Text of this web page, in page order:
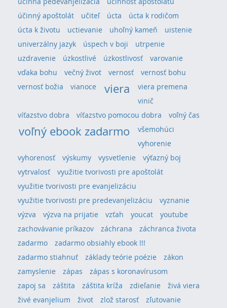
účinný apoštolát
učiteľ úcta
úcta k rodičom
úcta k životu
uctievanie uhoľný kameň
uistenie
univerzálny jazyk
úspech v boji
utrpenie
uzdravenie
úzkostlivé úzkostlivosť
varovanie
vďaka bohu
večný život vernosť
vernosť bohu
vernosť božia
vianoce viera
viera premena
vinič
víťazstvo dobra
víťazstvo pomocou dobra voľný čas
voľný ebook zadarmo
všemohúci
vyhorenie
vyhorenosť
výskumy vysvetlenie
výťazný boj
vytrvalosť
využitie tvorivosti pre apoštolát
využitie tvorivosti pre evanjelizáciu
využitie tvorivosti pre predevanjelizáciu
vyznanie
výzva
výzva na prijatie vzťah youcat
youtube
zachovávanie príkazov
záchrana
záchranca života
zadarmo
zadarmo obsiahly ebook !!!
zadarmo stiahnuť
základy teórie poézie
zákon
zamyslenie
zápas
zápas s koronavírusom
zapoj sa
záštita záštita kríža zdieľanie
živá viera
živé evanjelium
život zlož starosť
zľutovanie